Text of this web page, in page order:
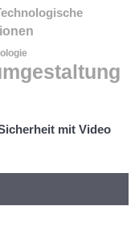
mit Video